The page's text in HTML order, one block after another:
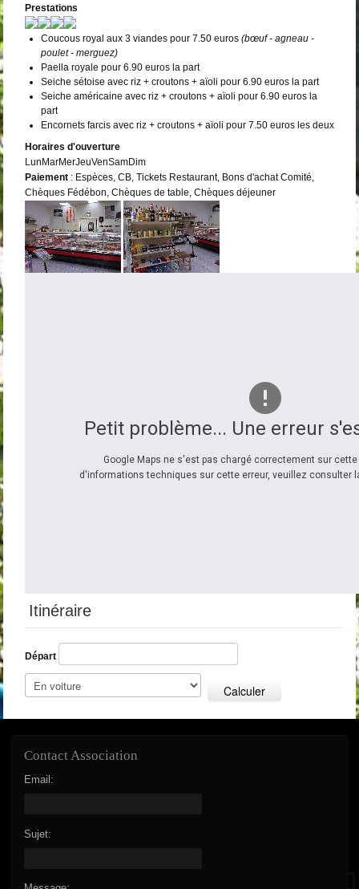
Prestations
Coucous royal aux 3 viandes pour 7.50 euros (bœuf - agneau -
poulet - merguez)
Paella royale pour 6.90 euros la part
Seiche sétoise avec riz + croutons + aïoli pour 6.90 euros la part
Seiche américaine avec riz + croutons + aïoli pour 6.90 euros la
part
Encornets farcis avec riz + croutons + aïoli pour 7.50 euros les deux
Horaires d'ouverture
LunMarMerJeuVenSamDim
Paiement : Espèces, CB, Tickets Restaurant, Bons d'achat Comité,
Chèques Fédébon, Chèques de table, Chèques déjeuner
Petit problème... Une erreur
Google Maps ne s'est pas chargé correctement sur cette
d'informations techniques sur cette erreur, veuillez consulter
Itinéraire
Départ
Calculer
Contact Association
Email:
Sujet: